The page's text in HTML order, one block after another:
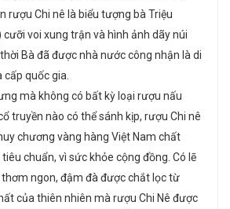
rượu Chi nê là biểu tượng bà Triệu
cưỡi voi xung trận và hình ảnh dãy núi
Bà đã được nhà nước công nhận là di
quốc gia.
mà không có bất kỳ loại rượu nấu
truyền nào có thể sánh kịp, rượu Chi nê
chương vàng hàng Việt Nam chất
chuẩn, vì sức khỏe cộng đồng. Có lẽ
ngon, đậm đà được chắt lọc từ
của thiên nhiên mà rượu Chi Nê được